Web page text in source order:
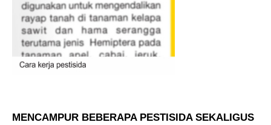
MENCAMPUR BEBERAPA PESTISIDA SEKALIGUS